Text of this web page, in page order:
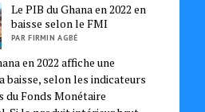
Le PIB du Ghana en 2022 en
baisse selon le FMI
PAR FIRMIN AGBÉ
en 2022 affiche une
baisse, selon les indicateurs
du Fonds Monétaire